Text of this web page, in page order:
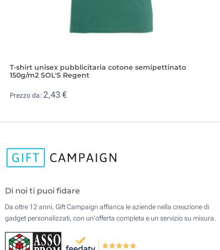
T-shirt unisex pubblicitaria cotone semipettinato
150g/m2 SOL'S Regent
Prezzo da: 2,43 €
Di noi ti puoi fidare
Da oltre 12 anni, Gift Campaign affianca le aziende nella creazione di
gadget personalizzati, con un'offerta completa e un servizio su misura.